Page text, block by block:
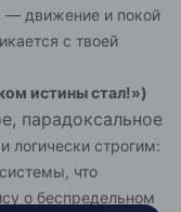
— движение и покой
с твоей
истины стал!»)
парадоксальное
логически строгим:
что
о беспредельном